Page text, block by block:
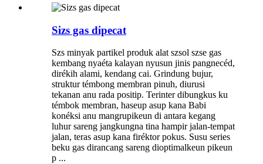
Sizs gas dipecat
Szs minyak partikel produk alat szsol szse gas
kembang nyaéta kalayan nyusun jinis pangnecéd,
dirékih alami, kendang cai. Grindung bujur,
struktur témbong membran pinuh, diurusi
tekanan anu rada positip. Terinter dibungkus ku
témbok membran, haseup asup kana Babi
konéksi anu mangrupikeun di antara kegang
luhur sareng jangkungna tina hampir jalan-tempat
jalan, teras asup kana firéktor pokus. Susu series
beku gas dirancang sareng dioptimalkeun pikeun
p ...